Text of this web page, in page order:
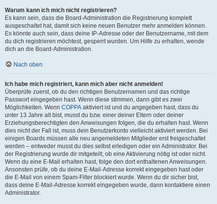
Warum kann ich mich nicht registrieren?
Es kann sein, dass die Board-Administration die Registrierung komplett
ausgeschaltet hat, damit sich keine neuen Benutzer mehr anmelden können.
Es könnte auch sein, dass deine IP-Adresse oder der Benutzername, mit dem
du dich registrieren möchtest, gesperrt wurden. Um Hilfe zu erhalten, wende
dich an die Board-Administration.
Nach oben
Ich habe mich registriert, kann mich aber nicht anmelden!
Überprüfe zuerst, ob du den richtigen Benutzernamen und das richtige
Passwort eingegeben hast. Wenn diese stimmen, dann gibt es zwei
Möglichkeiten. Wenn COPPA aktiviert ist und du angegeben hast, dass du
unter 13 Jahre alt bist, musst du bzw. einer deiner Eltern oder deiner
Erziehungsberechtigten den Anweisungen folgen, die du erhalten hast. Wenn
dies nicht der Fall ist, muss dein Benutzerkonto vielleicht aktiviert werden. Bei
einigen Boards müssen alle neu angemeldeten Mitglieder erst freigeschaltet
werden – entweder musst du dies selbst erledigen oder ein Administrator. Bei
der Registrierung wurde dir mitgeteilt, ob eine Aktivierung nötig ist oder nicht.
Wenn du eine E-Mail erhalten hast, folge den dort enthaltenen Anweisungen.
Ansonsten prüfe, ob du deine E-Mail-Adresse korrekt eingegeben hast oder
die E-Mail von einem Spam-Filter blockiert wurde. Wenn du dir sicher bist,
dass deine E-Mail-Adresse korrekt eingegeben wurde, dann kontaktiere einen
Administrator.